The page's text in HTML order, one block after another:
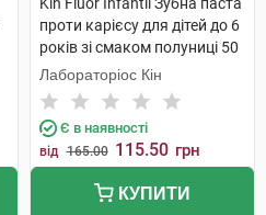
проти карієсу для дітей до 6
років зі смаком полуниці 50
мл 1 туба
Лабораторіос Кін
Є в наявності
від 165.00 115.50 грн
КУПИТИ